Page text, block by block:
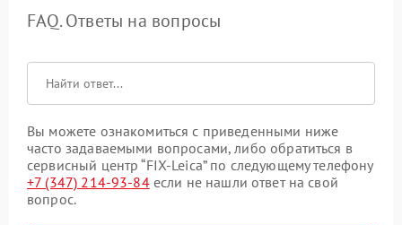
FAQ. Ответы на вопросы
Вы можете ознакомиться с приведенными ниже
часто задаваемыми вопросами, либо обратиться в
сервисный центр “FIX-Leica” по следующему телефону
+7 (347) 214-93-84если не нашли ответ на свой
вопрос.